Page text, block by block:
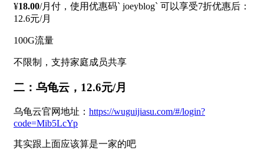
¥18.00/月付，使用优惠码` joeyblog` 可以享受7折优惠后：
12.6元/月
100G流量
不限制，支持家庭成员共享
二：乌龟云，12.6元/月
乌龟云官网地址： https://wuguijiasu.com/#/login?
code=Mib5LcYp
其实跟上面应该算是一家的吧